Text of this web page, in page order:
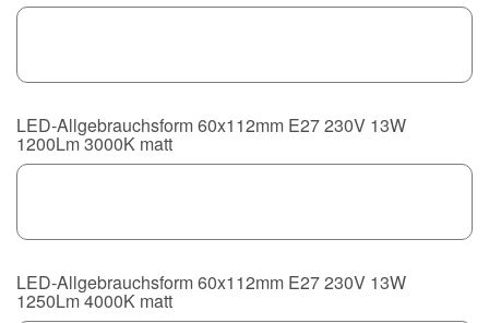
LED-Allgebrauchsform 60x112mm E27 230V 13W
1200Lm 3000K matt
LED-Allgebrauchsform 60x112mm E27 230V 13W
1250Lm 4000K matt